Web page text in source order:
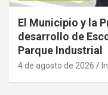
El Municipio y la
desarrollo de
Parque Industrial
4 de agosto de 2026